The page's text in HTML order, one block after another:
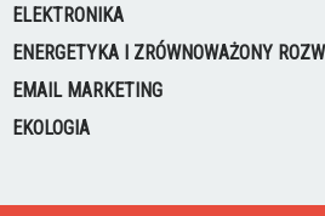
ELEKTRONIKA
ENERGETYKA I ZRÓWNOWAŻONY
EMAIL MARKETING
EKOLOGIA